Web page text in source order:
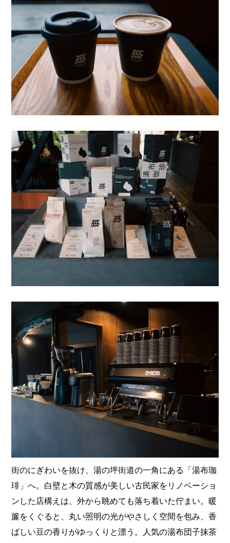
街のにぎわいを抜け、湯の坪街道の一角にある「湯布珈
琲」へ。白壁と木の質感が美しい古民家をリノベーショ
ンした店構えは、外から眺めても落ち着いた佇まい。暖
簾をくぐると、丸い照明の光がやさしく空間を包み、香
ばしい豆の香りがゆっくりと漂う。人気の湯布団子抹茶